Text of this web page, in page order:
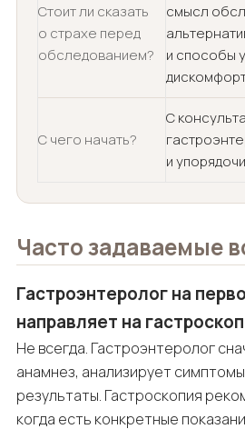
Стоит ли сказать
о страхе перед
обследованием?
смысл
и способы
С чего начать?
С
и
Часто задаваемые
Гастроэнтеролог на
направляет на
Не всегда. Гастроэнтеролог
анамнез, анализирует
результаты. Гастроскопия
когда есть конкретные